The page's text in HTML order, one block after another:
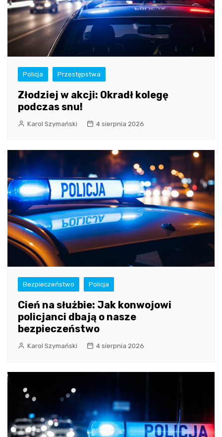
Policja Przestępstwa
Złodziej w akcji: Okradł kolegę
podczas snu!
Karol Szymański 4 sierpnia 2026
Bezpieczeństwo Policja
Cień na służbie: Jak konwojowi
policjanci dbają o nasze
bezpieczeństwo
Karol Szymański 4 sierpnia 2026